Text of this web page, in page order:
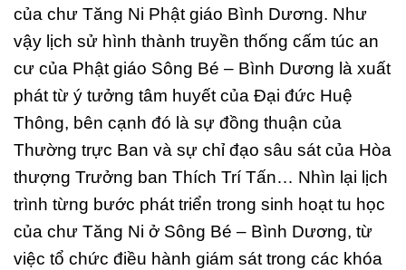
của chư Tăng Ni Phật giáo Bình Dương. Như
vậy lịch sử hình thành truyền thống cấm túc an
cư của Phật giáo Sông Bé – Bình Dương là xuất
phát từ ý tưởng tâm huyết của Đại đức Huệ
Thông, bên cạnh đó là sự đồng thuận của
Thường trực Ban và sự chỉ đạo sâu sát của Hòa
thượng Trưởng ban Thích Trí Tấn… Nhìn lại lịch
trình từng bước phát triển trong sinh hoạt tu học
của chư Tăng Ni ở Sông Bé – Bình Dương, từ
việc tổ chức điều hành giám sát trong các khóa